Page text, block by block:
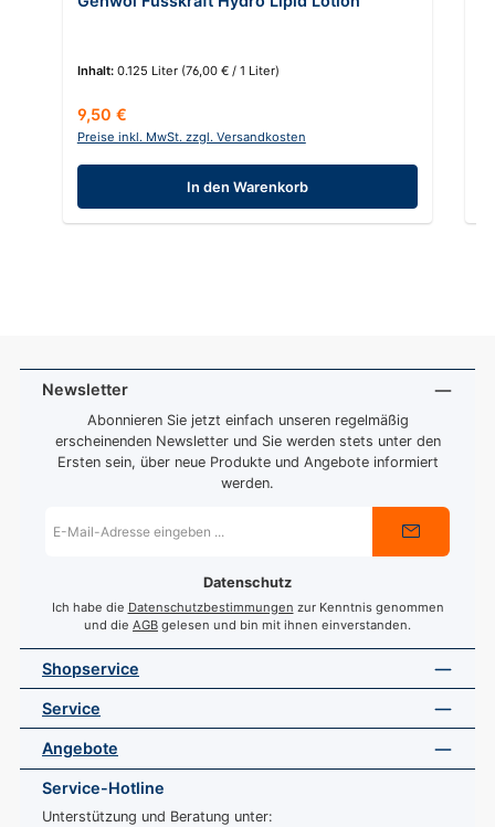
Inhalt: 0.125 Liter (76,00 € / 1 Liter)
Regulärer Preis:
9,50 €
Preise inkl. MwSt. zzgl. Versandkosten
In den Warenkorb
Newsletter
Abonnieren Sie jetzt einfach unseren regelmäßig
erscheinenden Newsletter und Sie werden stets unter den
Ersten sein, über neue Produkte und Angebote informiert
werden.
Mail-
Datenschutz
Ich habe die Datenschutzbestimmungen zur Kenntnis genommen
und die AGB gelesen und bin mit ihnen einverstanden.
Shopservice
Service
Angebote
Service-Hotline
Unterstützung und Beratung unter: